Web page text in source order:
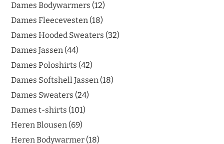
Dames Bodywarmers 12
Dames Fleecevesten 18
Dames Hooded Sweaters 32
Dames Jassen 44
Dames Poloshirts 42
Dames Softshell Jassen 18
Dames Sweaters 24
Dames t-shirts 101
Heren Blousen 69
Heren Bodywarmer 18